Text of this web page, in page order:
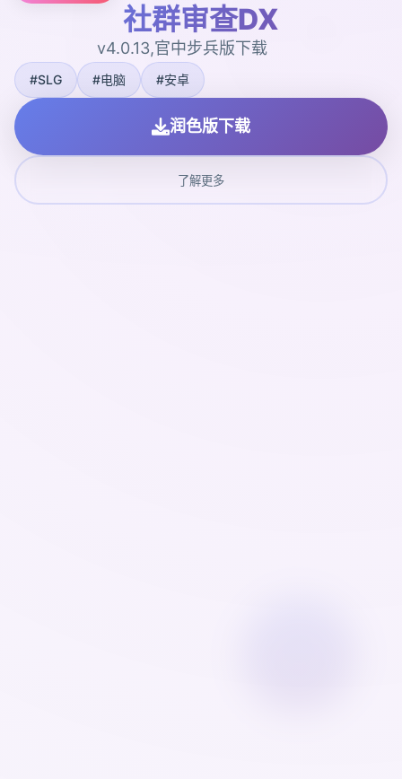
社群审查DX
v4.0.13,官中步兵版下载
#SLG #电脑 #安卓
润色版下载
了解更多